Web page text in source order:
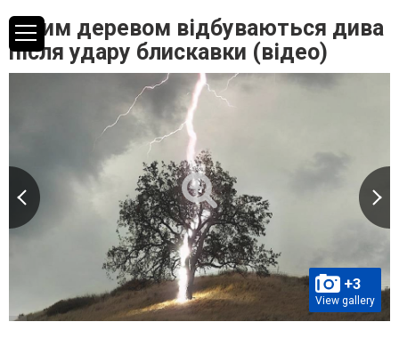
З цим деревом відбуваються дива
після удару блискавки (відео)
+3
View gallery